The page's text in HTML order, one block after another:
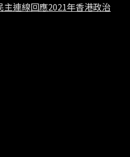
連線回應2021年香港政治